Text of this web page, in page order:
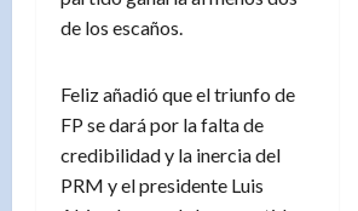
de los escaños.
Feliz añadió que el triunfo de
FP se dará por la falta de
credibilidad y la inercia del
PRM y el presidente Luis